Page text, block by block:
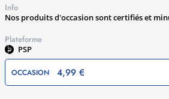
Info
Nos produits d'occasion sont certifiés et
Plateforme
PSP
OCCASION 4,99 €